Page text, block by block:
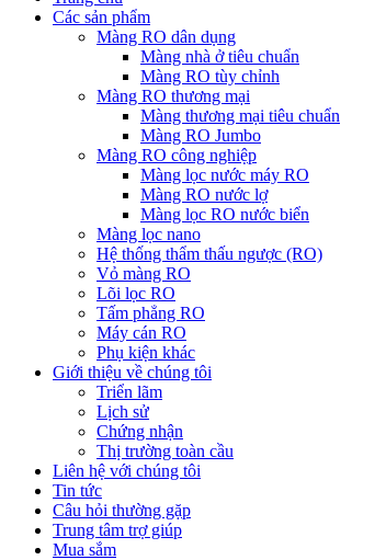
Các sản phẩm
Màng RO dân dụng
Màng nhà ở tiêu chuẩn
Màng RO tùy chỉnh
Màng RO thương mại
Màng thương mại tiêu chuẩn
Màng RO Jumbo
Màng RO công nghiệp
Màng lọc nước máy RO
Màng RO nước lợ
Màng lọc RO nước biển
Màng lọc nano
Hệ thống thẩm thấu ngược (RO)
Vỏ màng RO
Lõi lọc RO
Tấm phẳng RO
Máy cán RO
Phụ kiện khác
Giới thiệu về chúng tôi
Triển lãm
Lịch sử
Chứng nhận
Thị trường toàn cầu
Liên hệ với chúng tôi
Tin tức
Câu hỏi thường gặp
Trung tâm trợ giúp
Mua sắm